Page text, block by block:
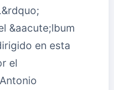
&aacute;lbum
en esta
el